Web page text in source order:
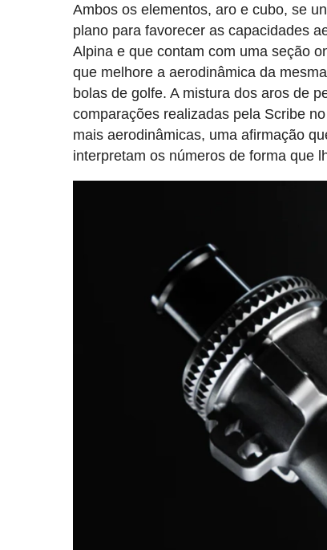
Ambos os elementos, aro e cubo, se
plano para favorecer as capacidades
Alpina e que contam com uma seção
que melhore a aerodinâmica da
bolas de golfe. A mistura dos aros de
comparações realizadas pela Scribe
mais aerodinâmicas, uma afirmação
interpretam os números de forma que